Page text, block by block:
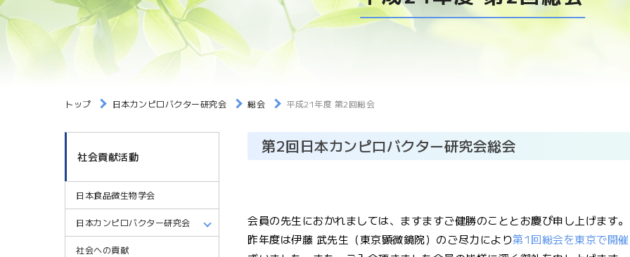
トップ 日本カンピロバクター研究会 総会 平成21年度 第2回総会
第2回日本カンピロバクター研究会総会
会員の先生におかれましては、ますますご健勝のこととお慶び申し上げます。
昨年度は伊藤 武先生（東京顕微鏡院）のご尽力により第1回総会を東京で開催
社会貢献活動
日本食品微生物学会
日本カンピロバクター研究会
社会への貢献